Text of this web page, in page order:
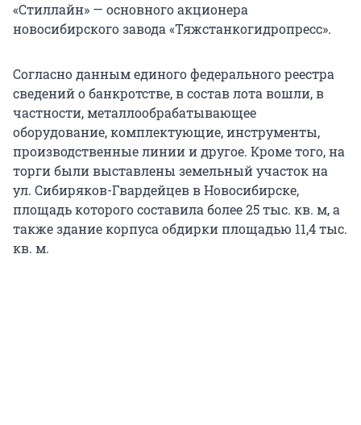
«Стиллайн» — основного акционера
новосибирского завода «Тяжстанкогидропресс».
Согласно данным единого федерального реестра
сведений о банкротстве,в состав лота вошли, в
частности, металлообрабатывающее
оборудование, комплектующие, инструменты,
производственные линии и другое. Кроме того, на
торги были выставлены земельный участок на
ул. Сибиряков-Гвардейцев в Новосибирске,
площадь которого составила более 25 тыс. кв. м, а
также здание корпуса обдирки площадью 11,4 тыс.
кв. м.